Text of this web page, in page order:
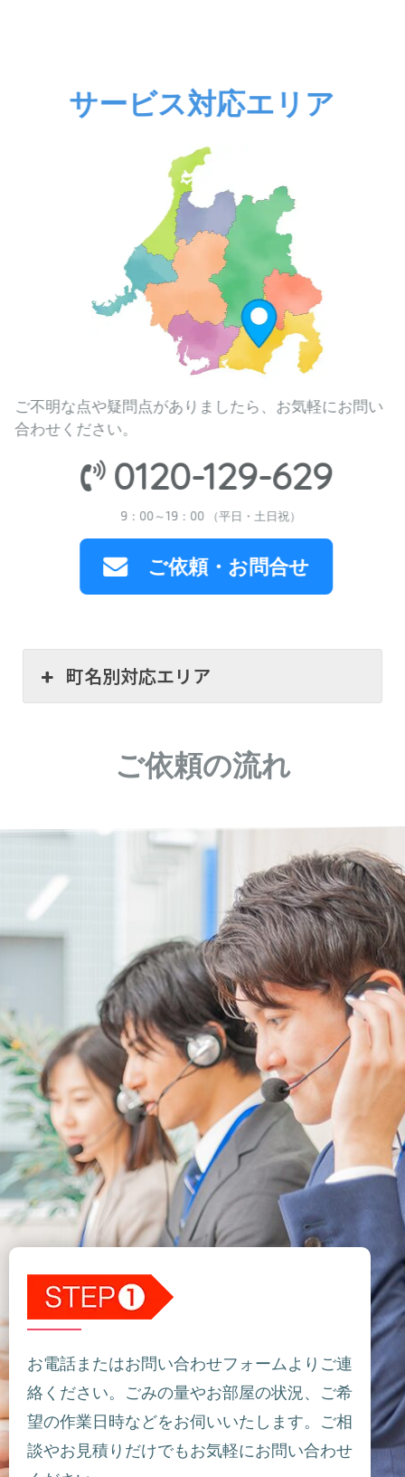
サービス対応エリア
ご不明な点や疑問点がありましたら、お気軽にお問い
合わせください。
0120-129-629
9：00～19：00 （平日・土日祝）
ご依頼・お問合せ
町名別対応エリア
ご依頼の流れ
お電話またはお問い合わせフォームよりご連
絡ください。ごみの量やお部屋の状況、ご希
望の作業日時などをお伺いいたします。ご相
談やお見積りだけでもお気軽にお問い合わせ